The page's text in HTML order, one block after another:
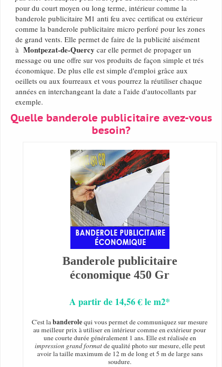
pour du court moyen ou long terme, intérieur comme la
banderole publicitaire M1 anti feu avec certificat ou extérieur
comme la banderole publicitaire micro perforé pour les zones
de grand vents. Elle permet de faire de la publicité aisément
à Montpezat-de-Quercy car elle permet de propager un
message ou une offre sur vos produits de façon simple et trés
économique. De plus elle est simple d'emploi grâce aux
oeillets ou aux fourreaux et vous pourrez la réutiliser chaque
années en interchangeant la date a l'aide d'autocollants par
exemple.
Quelle banderole publicitaire avez-vous
besoin?
Banderole publicitaire
économique 450 Gr
A partir de 14,56 € le m2*
C'est labanderolequi vous permet de communiquez sur mesure
au meilleur prix à utiliser en intérieur comme en extérieur pour
une courte durée généralement 1 ans. Elle est réalisée en
impression grand formatde qualité photo sur mesure, elle peut
avoir la taille maximum de 12 m de long et 5 m de large sans
soudure.